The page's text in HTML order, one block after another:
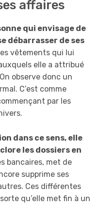
affaires
qui envisage de
débarrasser de ses
vêtements qui lui
elle a attribué
observe donc un
C’est comme
par les
dans ce sens, elle
les dossiers en
bancaires, met de
supprime ses
Ces différentes
qu’elle met fin à un